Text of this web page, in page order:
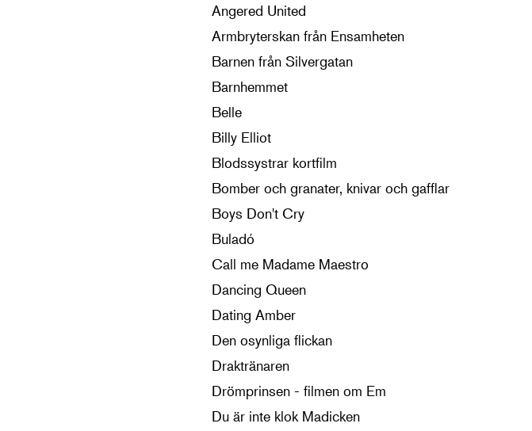
Angered United
Armbryterskan från Ensamheten
Barnen från Silvergatan
Barnhemmet
Belle
Billy Elliot
Blodssystrar kortfilm
Bomber och granater, knivar och gafflar
Boys Don't Cry
Buladó
Call me Madame Maestro
Dancing Queen
Dating Amber
Den osynliga flickan
Draktränaren
Drömprinsen - filmen om Em
Du är inte klok Madicken